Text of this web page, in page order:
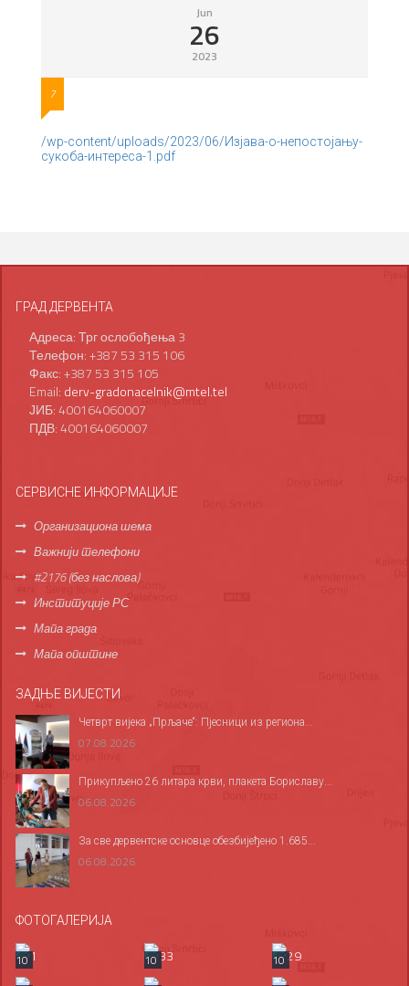
Jun
26
2023
7
/wp-content/uploads/2023/06/Изјава-о-непостојању-
сукоба-интереса-1.pdf
ГРАД ДЕРВЕНТА
Адреса: Трг ослобођења 3
Телефон: +387 53 315 106
Факс: +387 53 315 105
Email: derv-gradonacelnik@mtel.tel
ЈИБ: 400164060007
ПДВ: 400164060007
СЕРВИСНЕ ИНФОРМАЦИЈЕ
Организациона шема
Важнији телефони
#2176 (без наслова)
Институције РС
Мапа града
Мапа општине
ЗАДЊЕ ВИЈЕСТИ
Четврт вијека „Прљаче“: Пјесници из региона...
07.08.2026
Прикупљено 26 литара крви, плакета Бориславу...
06.08.2026
За све дервентске основце обезбијеђено 1.685...
06.08.2026
ФОТОГАЛЕРИЈА
10 10
10